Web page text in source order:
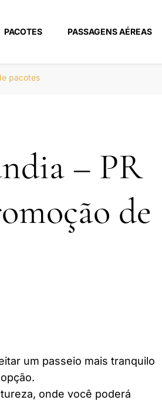
PACOTES PASSAGENS AÉREAS
pacotes
– PR
de
um passeio mais tranquilo
onde você poderá